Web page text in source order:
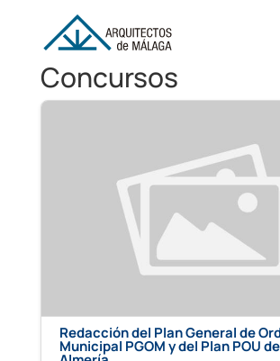
Concursos
Redacción del Plan General de
Municipal PGOM y del Plan POU